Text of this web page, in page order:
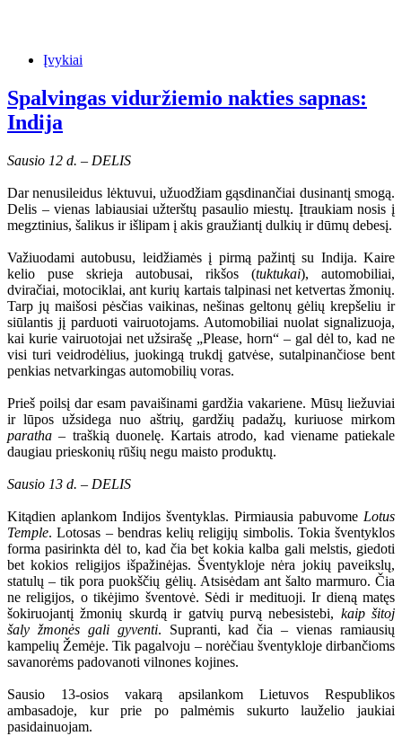
Įvykiai
Spalvingas viduržiemio nakties sapnas:
Indija
Sausio 12 d. – DELIS
Dar nenusileidus lėktuvui, užuodžiam gąsdinančiai dusinantį smogą.
Delis – vienas labiausiai užterštų pasaulio miestų. Įtraukiam nosis į
megztinius, šalikus ir išlipam į akis graužiantį dulkių ir dūmų debesį.
Važiuodami autobusu, leidžiamės į pirmą pažintį su Indija. Kaire
kelio puse skrieja autobusai, rikšos (tuktukai), automobiliai,
dviračiai, motociklai, ant kurių kartais talpinasi net ketvertas žmonių.
Tarp jų maišosi pėsčias vaikinas, nešinas geltonų gėlių krepšeliu ir
siūlantis jį parduoti vairuotojams. Automobiliai nuolat signalizuoja,
kai kurie vairuotojai net užsirašę „Please, horn“ – gal dėl to, kad ne
visi turi veidrodėlius, juokingą trukdį gatvėse, sutalpinančiose bent
penkias netvarkingas automobilių voras.
Prieš poilsį dar esam pavaišinami gardžia vakariene. Mūsų liežuviai
ir lūpos užsidega nuo aštrių, gardžių padažų, kuriuose mirkom
paratha– traškią duonelę. Kartais atrodo, kad viename patiekale
daugiau prieskonių rūšių negu maisto produktų.
Sausio 13 d. – DELIS
Kitądien aplankom Indijos šventyklas. Pirmiausia pabuvome Lotus
Temple. Lotosas – bendras kelių religijų simbolis. Tokia šventyklos
forma pasirinkta dėl to, kad čia bet kokia kalba gali melstis, giedoti
bet kokios religijos išpažinėjas. Šventykloje nėra jokių paveikslų,
statulų – tik pora puokščių gėlių. Atsisėdam ant šalto marmuro. Čia
ne religijos, o tikėjimo šventovė. Sėdi ir medituoji. Ir dieną matęs
šokiruojantį žmonių skurdą ir gatvių purvą nebesistebi, kaip šitoj
šaly žmonės gali gyventi. Supranti, kad čia – vienas ramiausių
kampelių Žemėje. Tik pagalvoju – norėčiau šventykloje dirbančioms
savanorėms padovanoti vilnones kojines.
Sausio 13-osios vakarą apsilankom Lietuvos Respublikos
ambasadoje, kur prie po palmėmis sukurto lauželio jaukiai
pasidainuojam.